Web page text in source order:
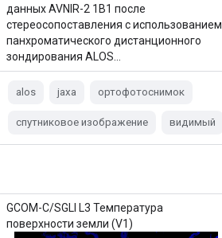
данных AVNIR-2 1B1 после
стереосопоставления с использованием
панхроматического дистанционного
зондирования ALOS…
alos jaxa ортофотоснимок
спутниковое изображение видимый
GCOM-C/SGLI L3 Температура
поверхности земли (V1)